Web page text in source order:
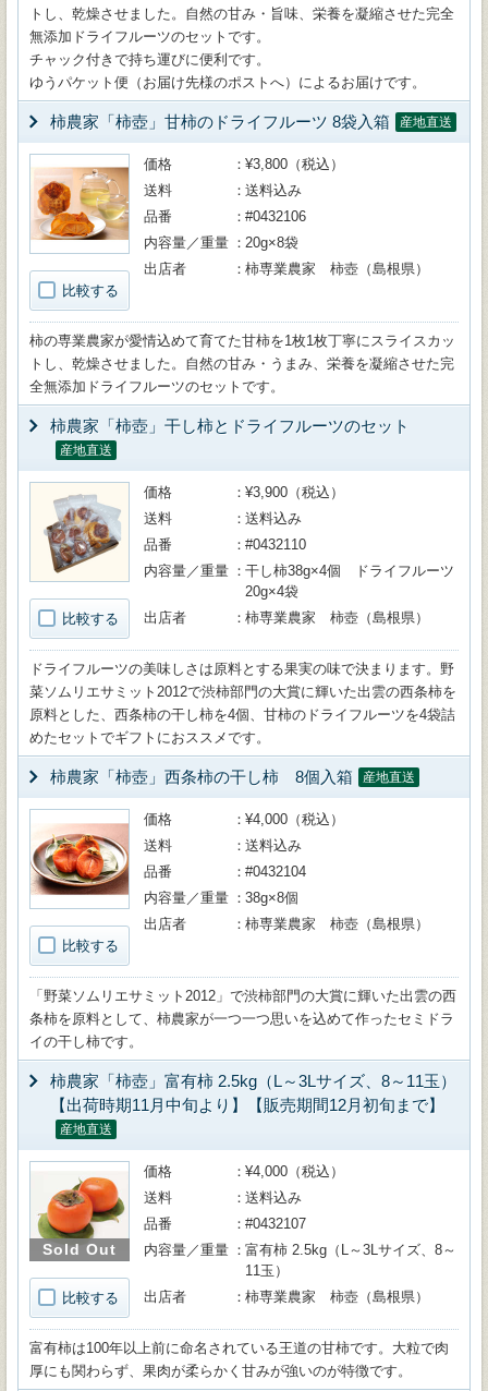
トし、乾燥させました。自然の甘み・旨味、栄養を凝縮させた完全
無添加ドライフルーツのセットです。
チャック付きで持ち運びに便利です。
ゆうパケット便（お届け先様のポストへ）によるお届けです。
柿農家「柿壺」甘柿のドライフルーツ 8袋入箱 産地直送
比較する
価格
¥3,800（税込）
送料
送料込み
品番
#0432106
内容量／重量
20g×8袋
出店者
柿専業農家 柿壺（島根県）
柿の専業農家が愛情込めて育てた甘柿を1枚1枚丁寧にスライスカッ
トし、乾燥させました。自然の甘み・うまみ、栄養を凝縮させた完
全無添加ドライフルーツのセットです。
柿農家「柿壺」干し柿とドライフルーツのセット
産地直送
比較する
価格
¥3,900（税込）
送料
送料込み
品番
#0432110
内容量／重量
干し柿38g×4個 ドライフルーツ
20g×4袋
出店者
柿専業農家 柿壺（島根県）
ドライフルーツの美味しさは原料とする果実の味で決まります。野
菜ソムリエサミット2012で渋柿部門の大賞に輝いた出雲の西条柿を
原料とした、西条柿の干し柿を4個、甘柿のドライフルーツを4袋詰
めたセットでギフトにおススメです。
柿農家「柿壺」西条柿の干し柿 8個入箱 産地直送
比較する
価格
¥4,000（税込）
送料
送料込み
品番
#0432104
内容量／重量
38g×8個
出店者
柿専業農家 柿壺（島根県）
「野菜ソムリエサミット2012」で渋柿部門の大賞に輝いた出雲の西
条柿を原料として、柿農家が一つ一つ思いを込めて作ったセミドラ
イの干し柿です。
柿農家「柿壺」富有柿 2.5kg（L～3Lサイズ、8～11玉）
【出荷時期11月中旬より】【販売期間12月初旬まで】
産地直送
Sold Out
比較する
価格
¥4,000（税込）
送料
送料込み
品番
#0432107
内容量／重量
富有柿 2.5kg（L～3Lサイズ、8～
11玉）
出店者
柿専業農家 柿壺（島根県）
富有柿は100年以上前に命名されている王道の甘柿です。大粒で肉
厚にも関わらず、果肉が柔らかく甘みが強いのが特徴です。